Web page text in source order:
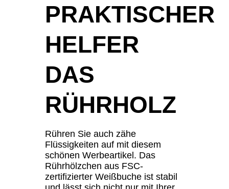
PRAKTISCHER
HELFER
DAS
RÜHRHOLZ
Rühren Sie auch zähe
Flüssigkeiten auf mit diesem
schönen Werbeartikel. Das
Rührhölzchen aus FSC-
zertifizierter Weißbuche ist stabil